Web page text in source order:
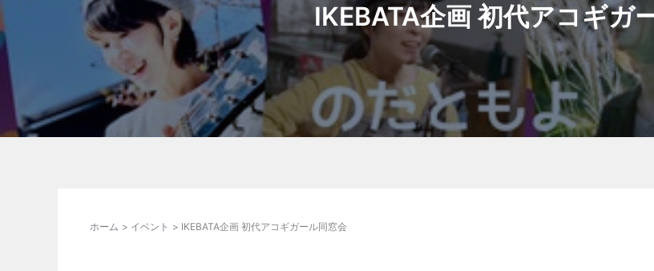
IKEBATA企画 初代アコギガ
ホーム イベント IKEBATA企画 初代アコギガール同窓会